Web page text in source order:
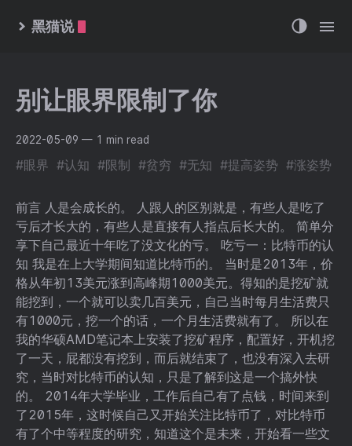
黑猫说
别让眼界限制了你
2022-05-09 — 1 min read
#眼界 #认知 #限制 #贫穷 #无知 #提高姿势 #涨姿势
前言 人是会成长的。 人跟人的区别就是，有些人是吃了
亏后才长大的，有些人是直接有人指点后长大的。 简单分
享下自己最近十年吃了没文化的亏。 吃亏一：比特币的认
知 我是在上大学期间知道比特币的。 当时是2013年，价
格从年初13美元涨到高峰期1000美元。得知的是挖矿就
能挖到，一个就可以卖几百美元，自己当时每月生活费只
有1000元，挖一个的话，一个月生活费就有了。 所以在
我的华硕AMD笔记本上安装了挖矿程序，配置好，开机挖
了一天，屁都没有挖到，而后就结束了，也没有深入去研
究，当时对比特币的认知，只是了解到这是一个搞外快
的。 2014年大学毕业，工作后自己有了点钱，时间来到
了2015年，这时候自己又开始关注比特币了，对比特币
有了个中等程度的研究，知道这个是未来，开始看一些文